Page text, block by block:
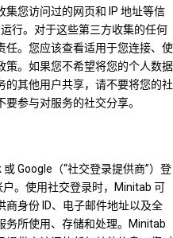
您访问过的网页和 IP 地址等信
行。对于这些第三方收集的任何
任。您应该查看适用于您连接、使
策。如果您不希望将您的个人数据
的其他用户共享，请不要将您的社
参与对服务的社交分享。
Google（“社交登录提供商”）登
户。使用社交登录时，Minitab 可
身份 ID、电子邮件地址以及全
务所使用、存储和处理。Minitab